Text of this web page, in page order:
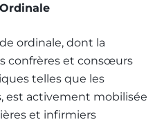
ordinale, dont la
confrères et consœurs
telles que les
est activement mobilisée
et infirmiers